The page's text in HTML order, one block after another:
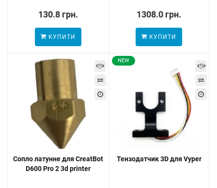
130.8 грн.
КУПИТИ
1308.0 грн.
КУПИТИ
Сопло латунне для CreatBot
D600 Pro 2 3d printer
NEW
Тензодатчик 3D для Vyper